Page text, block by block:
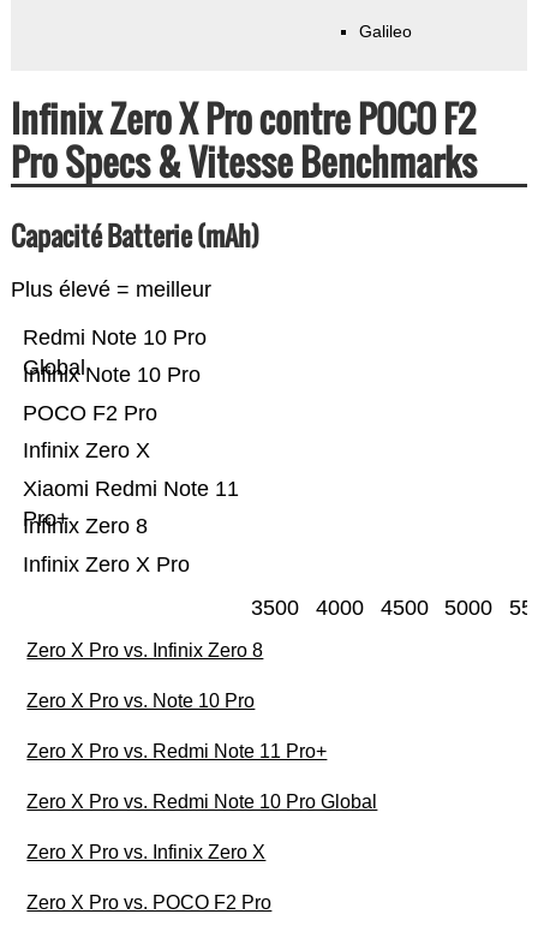
Galileo
Infinix Zero X Pro contre POCO F2
Pro Specs & Vitesse Benchmarks
Capacité Batterie (mAh)
Plus élevé = meilleur
Infinix Zero X Pro
Infinix Zero 8
Xiaomi Redmi Note 11
Pro+
Infinix Zero X
POCO F2 Pro
Infinix Note 10 Pro
Redmi Note 10 Pro
Global
3500 4000 4500 5000
Zero X Pro vs. Infinix Zero 8
Zero X Pro vs. Note 10 Pro
Zero X Pro vs. Redmi Note 11 Pro+
Zero X Pro vs. Redmi Note 10 Pro Global
Zero X Pro vs. Infinix Zero X
Zero X Pro vs. POCO F2 Pro